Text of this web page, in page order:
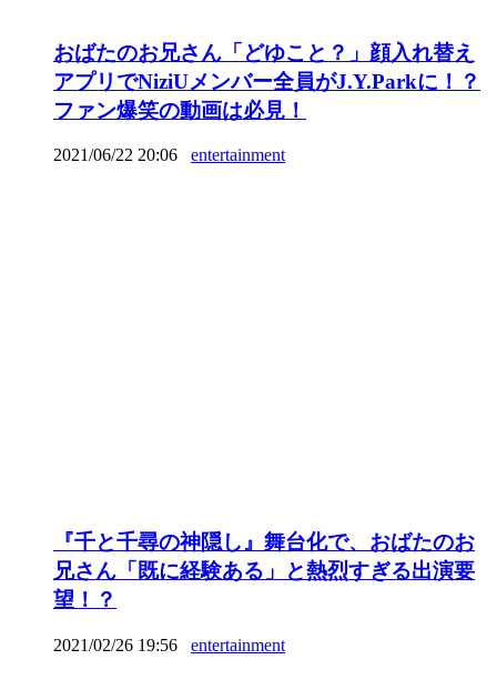
おばたのお兄さん「どゆこと？」顔入れ替え
アプリでNiziUメンバー全員がJ.Y.Parkに！？
ファン爆笑の動画は必見！
2021/06/22 20:06 entertainment
『千と千尋の神隠し』舞台化で、おばたのお
兄さん「既に経験ある」と熱烈すぎる出演要
望！？
2021/02/26 19:56 entertainment